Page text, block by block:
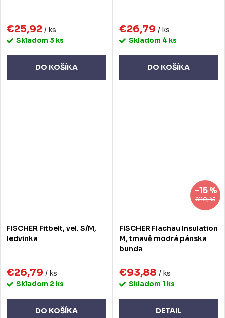
€25,92 / ks
Skladom 3 ks
DO KOŠÍKA
€26,79 / ks
Skladom 4 ks
DO KOŠÍKA
FISCHER Fitbelt, vel. S/M,
ledvinka
€26,79 / ks
Skladom 2 ks
DO KOŠÍKA
€110,45
–15 %
FISCHER Flachau Insulation
M, tmavě modrá pánska
bunda
€93,88 / ks
Skladom 1 ks
DETAIL